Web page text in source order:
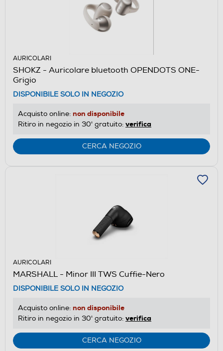
AURICOLARI
SHOKZ - Auricolare bluetooth OPENDOTS ONE-
Grigio
DISPONIBILE SOLO IN NEGOZIO
Acquisto online: non disponibile
Ritiro in negozio in 30' gratuito: verifica
CERCA NEGOZIO
AURICOLARI
MARSHALL - Minor III TWS Cuffie-Nero
DISPONIBILE SOLO IN NEGOZIO
Acquisto online: non disponibile
Ritiro in negozio in 30' gratuito: verifica
CERCA NEGOZIO